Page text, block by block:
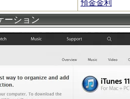
預金金利
ーション